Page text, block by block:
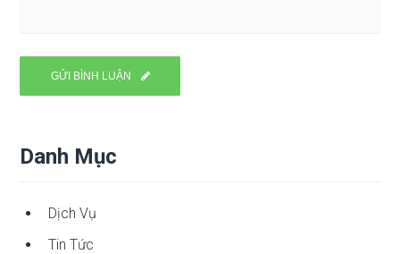
Danh Mục
Dịch Vụ
Tin Tức